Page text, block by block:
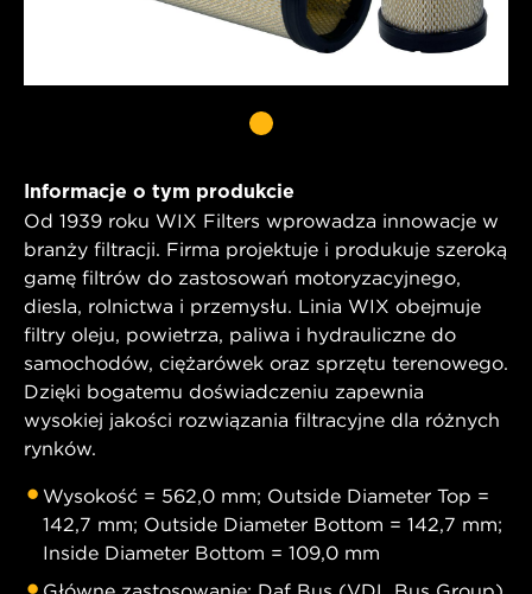
Informacje o tym produkcie
Od 1939 roku WIX Filters wprowadza innowacje w
branży filtracji. Firma projektuje i produkuje szeroką
gamę filtrów do zastosowań motoryzacyjnego,
diesla, rolnictwa i przemysłu. Linia WIX obejmuje
filtry oleju, powietrza, paliwa i hydrauliczne do
samochodów, ciężarówek oraz sprzętu terenowego.
Dzięki bogatemu doświadczeniu zapewnia
wysokiej jakości rozwiązania filtracyjne dla różnych
rynków.
Wysokość = 562,0 mm; Outside Diameter Top =
142,7 mm; Outside Diameter Bottom = 142,7 mm;
Inside Diameter Bottom = 109,0 mm